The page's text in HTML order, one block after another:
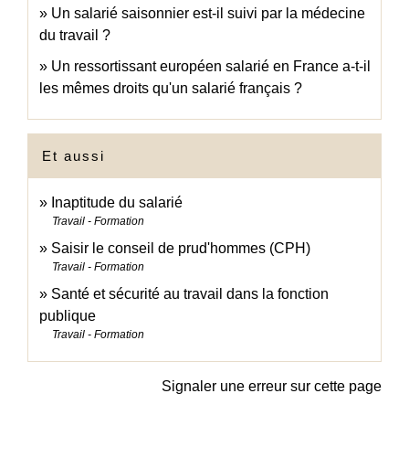
Un salarié saisonnier est-il suivi par la médecine
du travail ?
Un ressortissant européen salarié en France a-t-il
les mêmes droits qu'un salarié français ?
Et aussi
Inaptitude du salarié
Travail - Formation
Saisir le conseil de prud'hommes (CPH)
Travail - Formation
Santé et sécurité au travail dans la fonction
publique
Travail - Formation
Signaler une erreur sur cette page